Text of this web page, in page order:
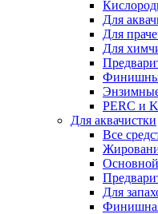
Для
Для
Для
PERC и
Для аквачистки
Все
Для